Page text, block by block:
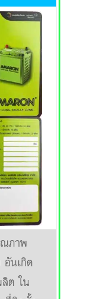
ภาพ
อันเกิด
ต ใน